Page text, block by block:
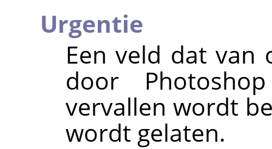
Urgentie
Een veld dat van
door
vervallen wordt
wordt gelaten.